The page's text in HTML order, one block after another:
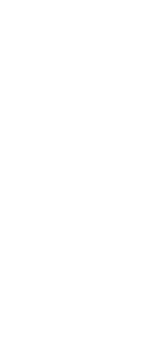
cepat, faktual,